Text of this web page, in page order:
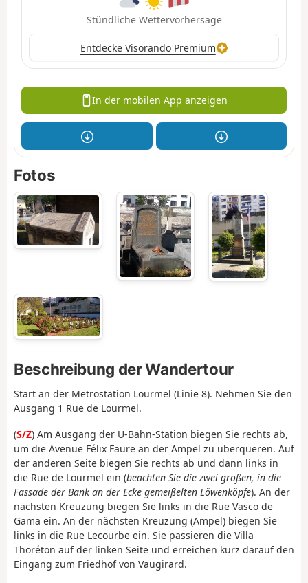
Stündliche Wettervorhersage
Entdecke Visorando Premium
In der mobilen App anzeigen
Fotos
Beschreibung der Wandertour
Start an der Metrostation Lourmel (Linie 8). Nehmen Sie den
Ausgang 1 Rue de Lourmel.
(S/Z) Am Ausgang der U-Bahn-Station biegen Sie rechts ab,
um die Avenue Félix Faure an der Ampel zu überqueren. Auf
der anderen Seite biegen Sie rechts ab und dann links in
die Rue de Lourmel ein (beachten Sie die zwei großen, in die
Fassade der Bank an der Ecke gemeißelten Löwenköpfe). An der
nächsten Kreuzung biegen Sie links in die Rue Vasco de
Gama ein. An der nächsten Kreuzung (Ampel) biegen Sie
links in die Rue Lecourbe ein. Sie passieren die Villa
Thoréton auf der linken Seite und erreichen kurz darauf den
Eingang zum Friedhof von Vaugirard.